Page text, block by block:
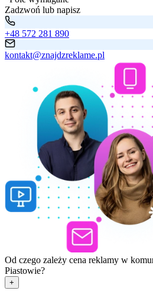
Zadzwoń lub napisz
+48 572 281 890
kontakt@znajdzreklame.pl
Od czego zależy cena reklamy w
Piastowie?
+